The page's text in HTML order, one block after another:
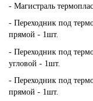
- Магистраль
- Переходник под
прямой - 1шт.
- Переходник под
угловой - 1шт.
- Переходник под
прямой - 1шт.